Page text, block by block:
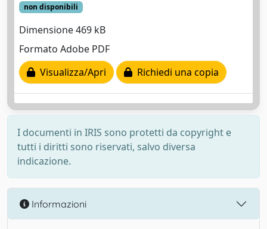
non disponibili
Dimensione 469 kB
Formato Adobe PDF
Visualizza/Apri
Richiedi una copia
I documenti in IRIS sono protetti da copyright e
tutti i diritti sono riservati, salvo diversa
indicazione.
Informazioni